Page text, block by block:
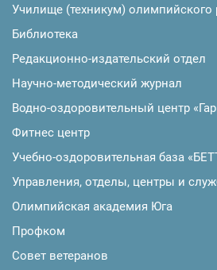
Училище (техникум) олимпийского
Библиотека
Редакционно-издательский отдел
Научно-методический журнал
Водно-оздоровительный центр
Фитнес центр
Учебно-оздоровительная база
Управления, отделы, центры и
Олимпийская академия Юга
Профком
Совет ветеранов